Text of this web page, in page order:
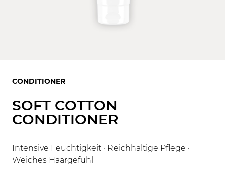
CONDITIONER
SOFT COTTON
CONDITIONER
Intensive Feuchtigkeit · Reichhaltige Pflege ·
Weiches Haargefühl